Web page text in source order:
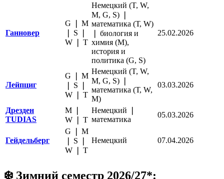
Ганновер
G ❘ M
❘ S ❘
W ❘ Т
Немецкий (T, W,
M, G, S) ❘
математика (Т, W)
❘ биология и
химия (M),
история и
политика (G, S)
25.02.2026
Лейпциг
G ❘ M
❘ S ❘
W ❘ Т
Немецкий (T, W,
M, G, S) ❘
математика (Т, W,
M)
03.03.2026
Дрезден
TUDIAS
M ❘
W ❘ Т
Немецкий ❘
математика
05.03.2026
Гейдельберг
G ❘ M
❘ S ❘
W ❘ Т
Немецкий 07.04.2026
❄️ Зимний семестр 2026/27*: